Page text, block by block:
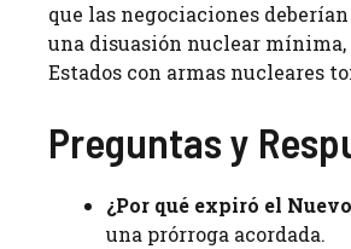
que las negociaciones
una disuasión nuclear mínima,
Estados con armas nucleares
Preguntas y
¿Por qué expiró el
una prórroga acordada.